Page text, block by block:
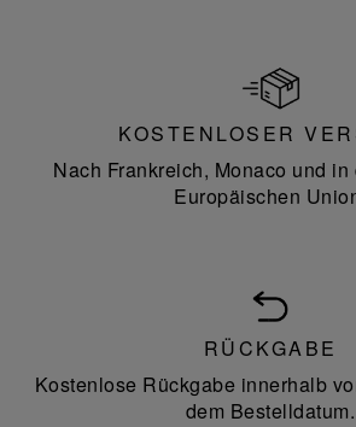
KOSTENLOSER
Nach Frankreich, Monaco und
Europäischen
RÜCKGABE
Kostenlose Rückgabe innerhalb
dem Bestelldatum.